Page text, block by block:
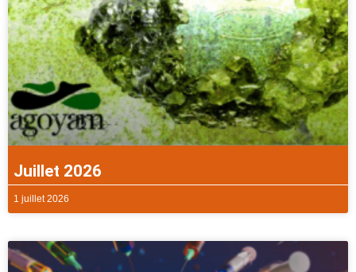
Juillet 2026
1 juillet 2026